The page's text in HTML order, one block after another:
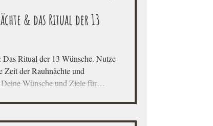
& das Ritual der 13
Das Ritual der 13 Wünsche. Nutze
Zeit der Rauhnächte und
Wünsche und Ziele für